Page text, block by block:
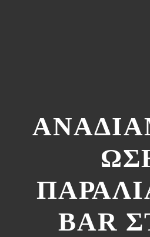
BAR